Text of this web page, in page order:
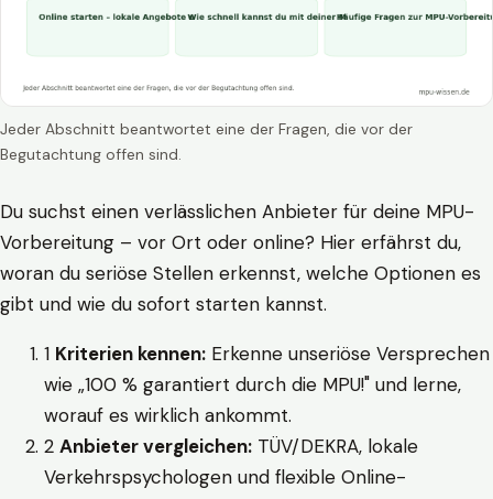
Jeder Abschnitt beantwortet eine der Fragen, die vor der
Begutachtung offen sind.
Du suchst einen verlässlichen Anbieter für deine MPU-
Vorbereitung – vor Ort oder online? Hier erfährst du,
woran du seriöse Stellen erkennst, welche Optionen es
gibt und wie du sofort starten kannst.
1 Kriterien kennen: Erkenne unseriöse Versprechen
wie „100 % garantiert durch die MPU!" und lerne,
worauf es wirklich ankommt.
2 Anbieter vergleichen: TÜV/DEKRA, lokale
Verkehrspsychologen und flexible Online-